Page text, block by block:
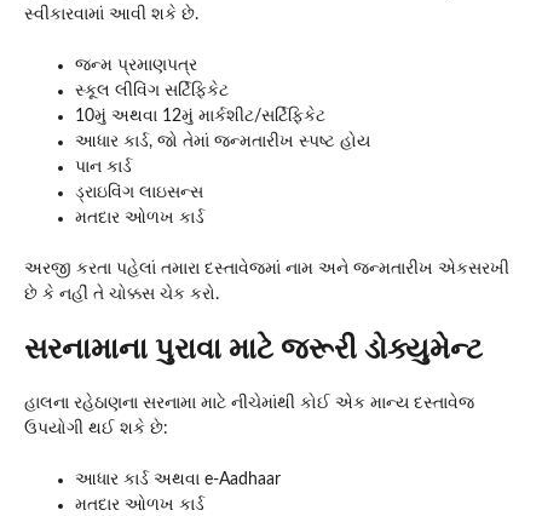
સ્વીકારવામાં આવી શકે છે.
જન્મ પ્રમાણપત્ર
સ્કૂલ લીવિંગ સર્ટિફિકેટ
10મું અથવા 12મું માર્કશીટ/સર્ટિફિકેટ
આધાર કાર્ડ, જો તેમાં જન્મતારીખ સ્પષ્ટ હોય
પાન કાર્ડ
ડ્રાઇવિંગ લાઇસન્સ
મતદાર ઓળખ કાર્ડ
અરજી કરતા પહેલાં તમારા દસ્તાવેજમાં નામ અને જન્મતારીખ એકસરખી
છે કે નહીં તે ચોક્કસ ચેક કરો.
સરનામાના પુરાવા માટે જરૂરી ડોક્યુમેન્ટ
હાલના રહેઠાણના સરનામા માટે નીચેમાંથી કોઈ એક માન્ય દસ્તાવેજ
ઉપયોગી થઈ શકે છે:
આધાર કાર્ડ અથવા e-Aadhaar
મતદાર ઓળખ કાર્ડ